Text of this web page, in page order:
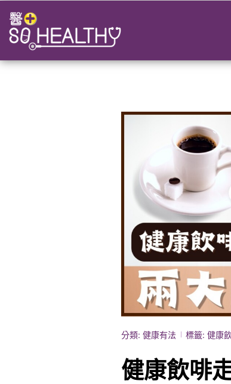
分類: 健康有法 標籤: 健康
健康飲啡